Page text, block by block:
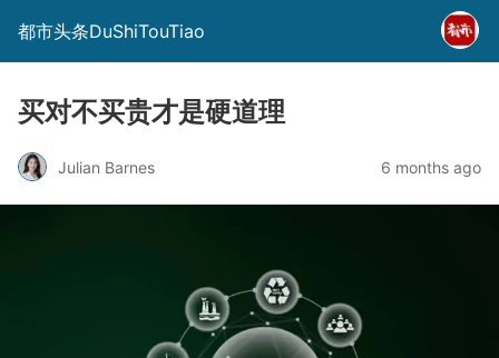
都市头条DuShiTouTiao
买对不买贵才是硬道理
Julian Barnes 6 months ago